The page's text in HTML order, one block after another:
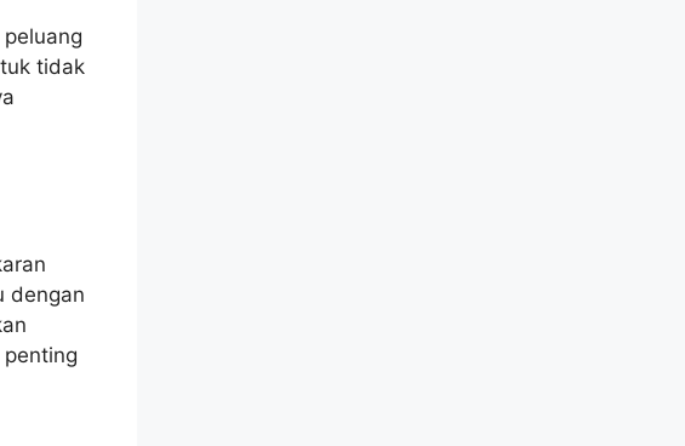
tidak
dengan